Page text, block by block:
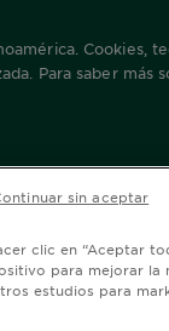
Cookies,
Para saber
clic en “Aceptar
para mejorar la
estudios para
sin aceptar